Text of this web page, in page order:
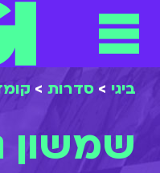
לתוכן
תפריט
ביגי > סדרות >
שמשון